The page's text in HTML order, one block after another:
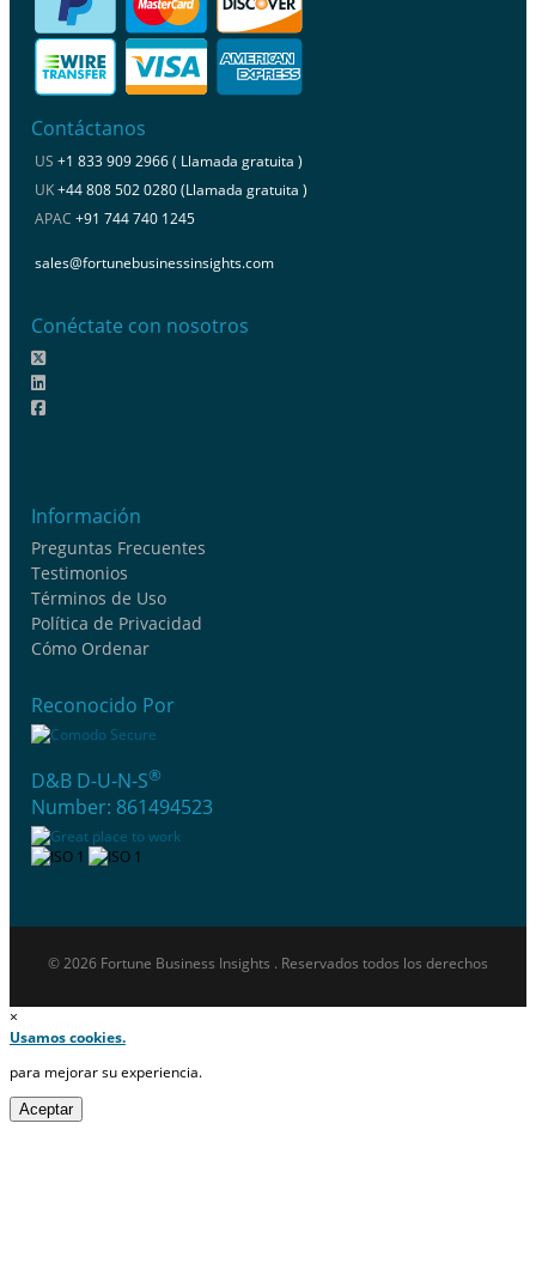
Contáctanos
US +1 833 909 2966 ( Llamada gratuita )
UK+44 808 502 0280 (Llamada gratuita )
APAC +91 744 740 1245
sales@fortunebusinessinsights.com
Conéctate con nosotros
Información
Preguntas Frecuentes
Testimonios
Términos de Uso
Política de Privacidad
Cómo Ordenar
Reconocido Por
D&B D-U-N-S®
Number: 861494523
© 2026 Fortune Business Insights . Reservados todos los derechos
×
Usamos cookies.
para mejorar su experiencia.
Aceptar